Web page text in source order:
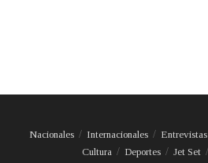
Nacionales Internacionales Entrevistas
Cultura
Deportes Jet Set